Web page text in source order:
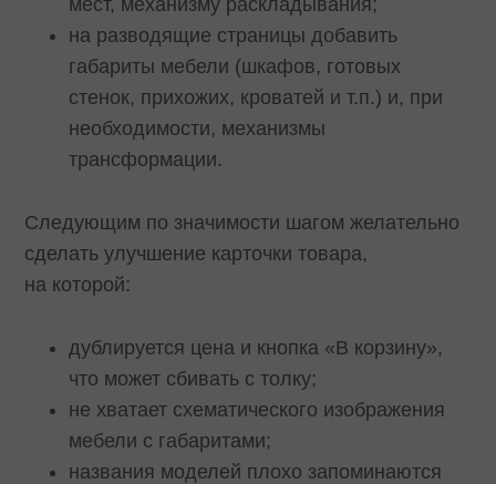
мест, механизму раскладывания;
на разводящие страницы добавить
габариты мебели (шкафов, готовых
стенок, прихожих, кроватей и т.п.) и, при
необходимости, механизмы
трансформации.
Следующим по значимости шагом желательно
сделать улучшение карточки товара,
на которой:
дублируется цена и кнопка «В корзину»,
что может сбивать с толку;
не хватает схематического изображения
мебели с габаритами;
названия моделей плохо запоминаются